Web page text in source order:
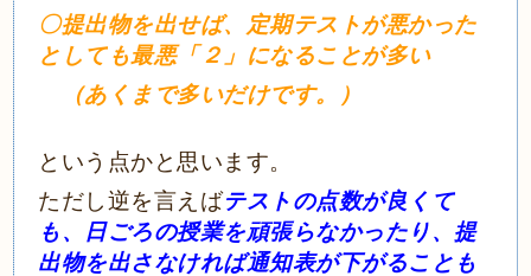
〇提出物を出せば、定期テストが悪かった
としても最悪「２」になることが多い
（あくまで多いだけです。）
という点かと思います。
ただし逆を言えばテストの点数が良くて
も、日ごろの授業を頑張らなかったり、提
出物を出さなければ通知表が下がることも